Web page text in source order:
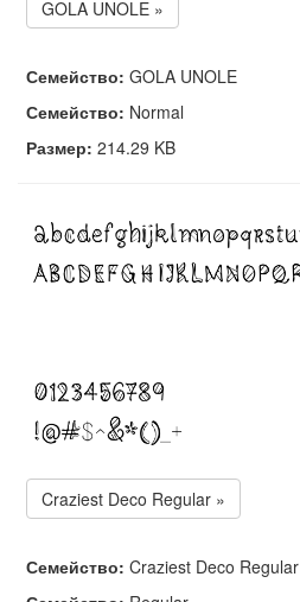
GOLA UNOLE »
Семейство: GOLA UNOLE
Семейство: Normal
Размер: 214.29 KB
Craziest Deco Regular »
Семейство: Craziest Deco Regular